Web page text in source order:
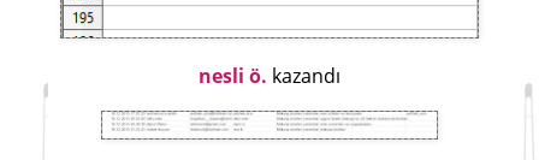
nesli ö. kazandı